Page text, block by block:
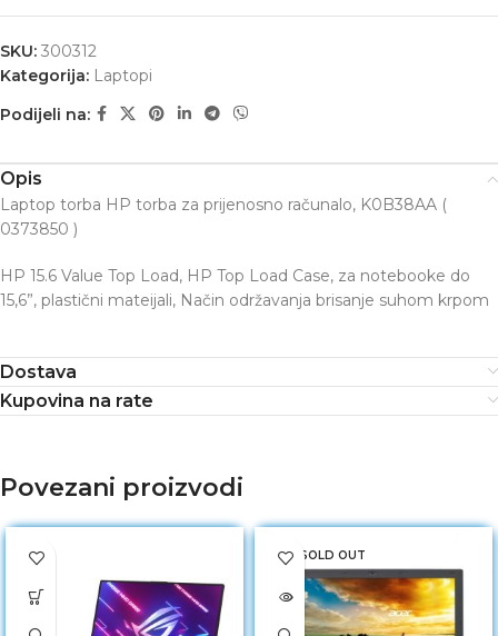
SKU: 300312
Kategorija: Laptopi
Podijeli na:
Opis
Laptop torba HP torba za prijenosno računalo, K0B38AA (
0373850 )
HP 15.6 Value Top Load, HP Top Load Case, za notebooke do
15,6”, plastični mateijali, Način održavanja brisanje suhom krpom
Dostava
Kupovina na rate
Povezani proizvodi
SOLD OUT